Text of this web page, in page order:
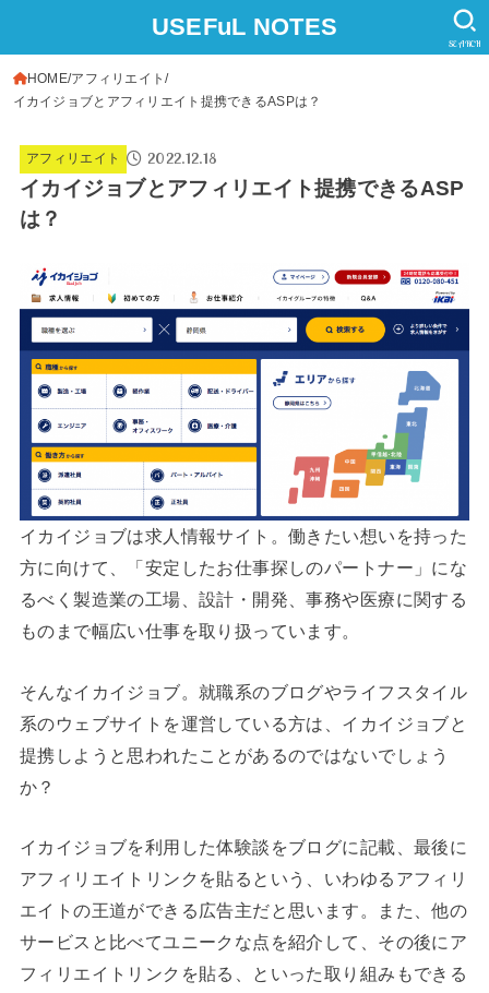
USEFuL NOTES
SEARCH
HOME アフィリエイト
イカイジョブとアフィリエイト提携できるASPは？
アフィリエイト 2022.12.18
イカイジョブとアフィリエイト提携できるASP
は？
イカイジョブは求人情報サイト。働きたい想いを持った
方に向けて、「安定したお仕事探しのパートナー」にな
るべく製造業の工場、設計・開発、事務や医療に関する
ものまで幅広い仕事を取り扱っています。
そんなイカイジョブ。就職系のブログやライフスタイル
系のウェブサイトを運営している方は、イカイジョブと
提携しようと思われたことがあるのではないでしょう
か？
イカイジョブを利用した体験談をブログに記載、最後に
アフィリエイトリンクを貼るという、いわゆるアフィリ
エイトの王道ができる広告主だと思います。また、他の
サービスと比べてユニークな点を紹介して、その後にア
フィリエイトリンクを貼る、といった取り組みもできる